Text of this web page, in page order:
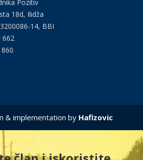
Pozitiv
18d, Ilidža
14, BBI
662
& implementation by Hafizovic